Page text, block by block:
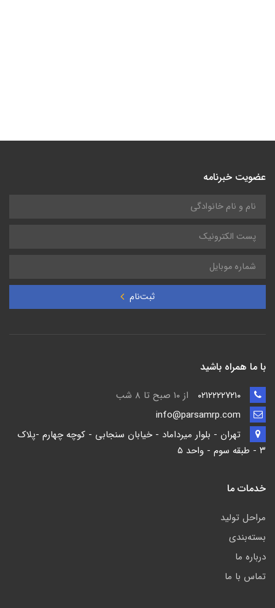
عضویت خبرنامه
ثبت‌نام
با ما همراه باشید
از ۱۰ صبح تا ۸ شب
تهران - بلوار میرداماد - خیابان سنجابی - کوچه چهارم -پلاک
۳ - طبقه سوم - واحد ۵
خدمات ما
مراحل تولید
بسته‌بندی
درباره ما
تماس با ما